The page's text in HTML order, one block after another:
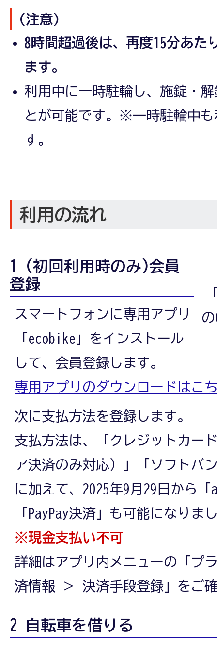
(注意)
8時間超過後は、再度15分あた
ます。
利用中に一時駐輪し、施錠・
とが可能です。※一時駐輪中
す。
利用の流れ
1 (初回利用時のみ)会員
登録
スマートフォンに専用アプリ
「ecobike」をインストール
して、会員登録します。
専用アプリのダウンロードはこ
次に支払方法を登録します。
支払方法は、「クレジットカー
ア決済のみ対応）」「ソフトバ
に加えて、2025年9月29日から
「PayPay決済」も可能になりま
※現金支払い不可
詳細はアプリ内メニューの「プ
済情報 ＞ 決済手段登録」をご
2 自転車を借りる